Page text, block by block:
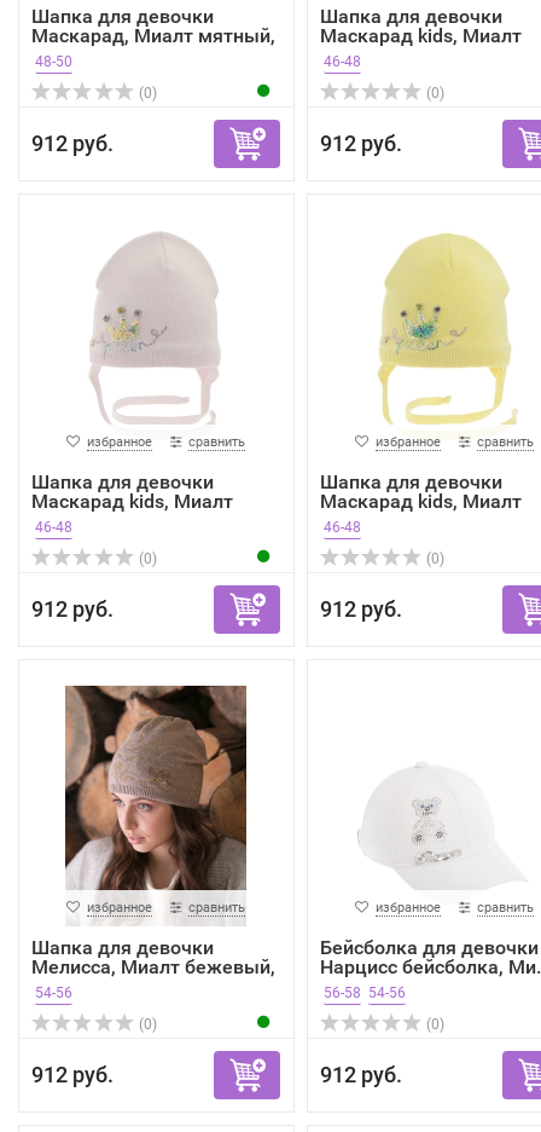
Шапка для девочки
Маскарад, Миалт мятный,
в...
48-50
(0)
912 руб.
Шапка для девочки
Маскарад kids, Миалт
мятн...
46-48
(0)
912 руб.
избранное сравнить
Шапка для девочки
Маскарад kids, Миалт
свет...
46-48
(0)
912 руб.
избранное сравнить
Шапка для девочки
Маскарад kids, Миалт
свет...
46-48
(0)
912 руб.
избранное сравнить
Шапка для девочки
Мелисса, Миалт бежевый,
в...
54-56
(0)
912 руб.
избранное сравнить
Бейсболка для девочки
Нарцисс бейсболка,
56-58 54-56
(0)
912 руб.